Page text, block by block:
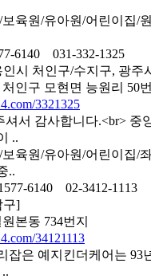
육원/유아원/어린이집/
6140
031-332-1325
인시 처인구/수지구, 광주
인구 모현면 능원리 50
3321325
셔서 감사합니다.<br> 중
..
육원/유아원/어린이집/
..
6140
02-3412-1113
구]
본동 734번지
34121113
잡은 예지킨더케어는 93